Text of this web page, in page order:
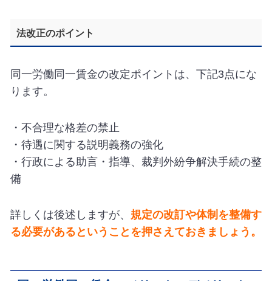
法改正のポイント
同一労働同一賃金の改定ポイントは、下記3点にな
ります。
・不合理な格差の禁止
・待遇に関する説明義務の強化
・行政による助言・指導、裁判外紛争解決手続の整
備
詳しくは後述しますが、 規定の改訂や体制を整備す
る必要があるということを押さえておきましょう。